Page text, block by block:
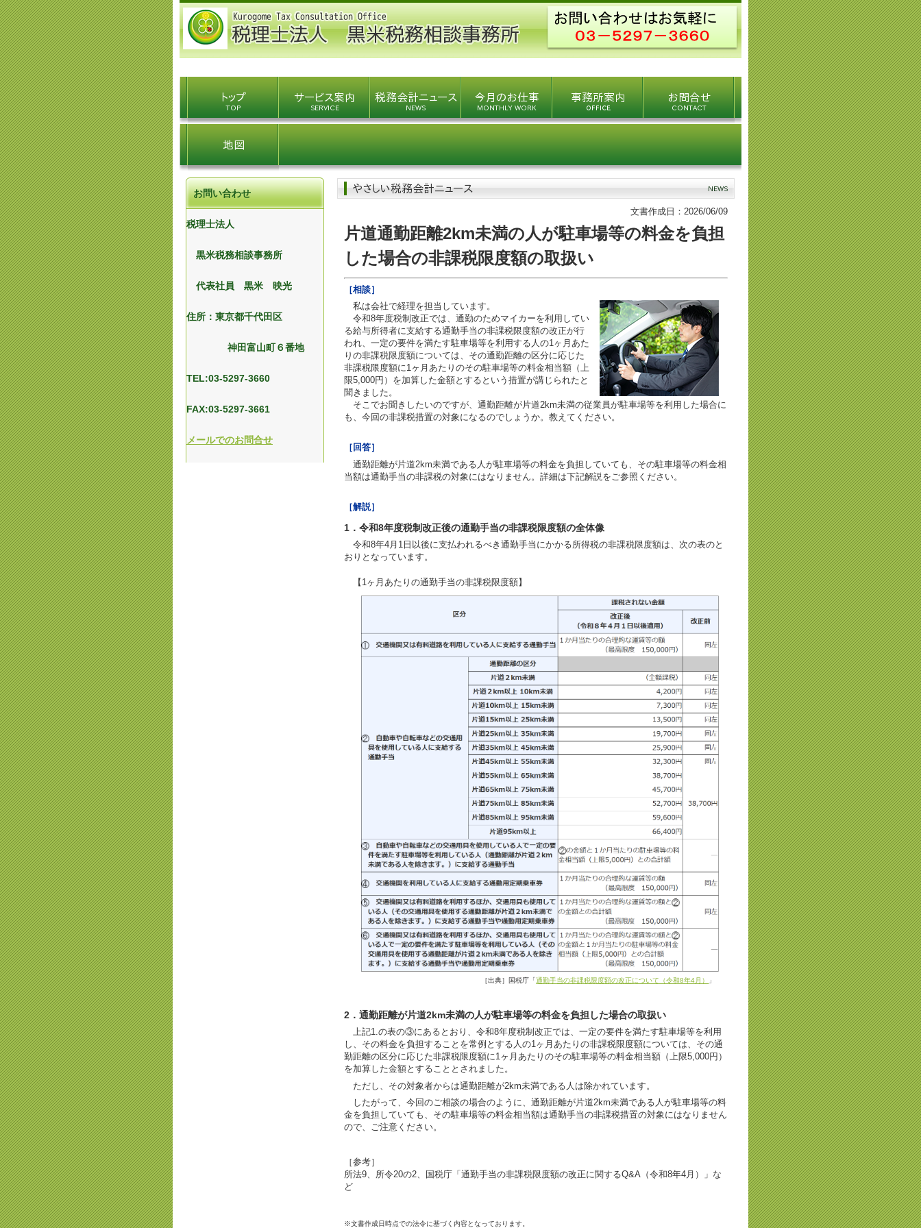
文書作成日：2026/06/09
片道通勤距離2km未満の人が駐車場等の料金を負担
した場合の非課税限度額の取扱い
［相談］
私は会社で経理を担当しています。
令和8年度税制改正では、通勤のためマイカーを利用してい
る給与所得者に支給する通勤手当の非課税限度額の改正が行
われ、一定の要件を満たす駐車場等を利用する人の1ヶ月あた
りの非課税限度額については、その通勤距離の区分に応じた
非課税限度額に1ヶ月あたりのその駐車場等の料金相当額（上
限5,000円）を加算した金額とするという措置が講じられたと
聞きました。
そこでお聞きしたいのですが、通勤距離が片道2km未満の従業員が駐車場等を利用した場合に
も、今回の非課税措置の対象になるのでしょうか。教えてください。
［回答］
通勤距離が片道2km未満である人が駐車場等の料金を負担していても、その駐車場等の料金相
当額は通勤手当の非課税の対象にはなりません。詳細は下記解説をご参照ください。
［解説］
1．令和8年度税制改正後の通勤手当の非課税限度額の全体像
令和8年4月1日以後に支払われるべき通勤手当にかかる所得税の非課税限度額は、次の表のと
おりとなっています。
【1ヶ月あたりの通勤手当の非課税限度額】
［出典］国税庁「通勤手当の非課税限度額の改正について（令和8年4月） 」
2．通勤距離が片道2km未満の人が駐車場等の料金を負担した場合の取扱い
上記1.の表の③にあるとおり、令和8年度税制改正では、一定の要件を満たす駐車場等を利用
し、その料金を負担することを常例とする人の1ヶ月あたりの非課税限度額については、その通
勤距離の区分に応じた非課税限度額に1ヶ月あたりのその駐車場等の料金相当額（上限5,000円）
を加算した金額とすることとされました。
ただし、その対象者からは通勤距離が2km未満である人は除かれています。
したがって、今回のご相談の場合のように、通勤距離が片道2km未満である人が駐車場等の料
金を負担していても、その駐車場等の料金相当額は通勤手当の非課税措置の対象にはなりません
ので、ご注意ください。
［参考］
所法9、所令20の2、国税庁「通勤手当の非課税限度額の改正に関するQ&A（令和8年4月）」な
ど
※文書作成日時点での法令に基づく内容となっております。
お問い合わせ
税理士法人
黒米税務相談事務所
代表社員 黒米 映光
住所：東京都千代田区
神田富山町６番地
TEL:03-5297-3660
FAX:03-5297-3661
メールでのお問合せ